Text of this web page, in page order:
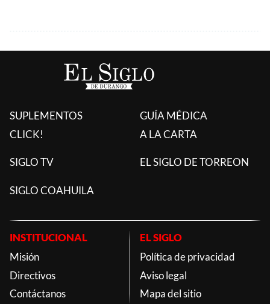
SUPLEMENTOS
CLICK!
GUÍA MÉDICA
A LA CARTA
SIGLO TV EL SIGLO DE TORREON
SIGLO COAHUILA
INSTITUCIONAL
Misión
Directivos
Contáctanos
EL SIGLO
Política de privacidad
Aviso legal
Mapa del sitio